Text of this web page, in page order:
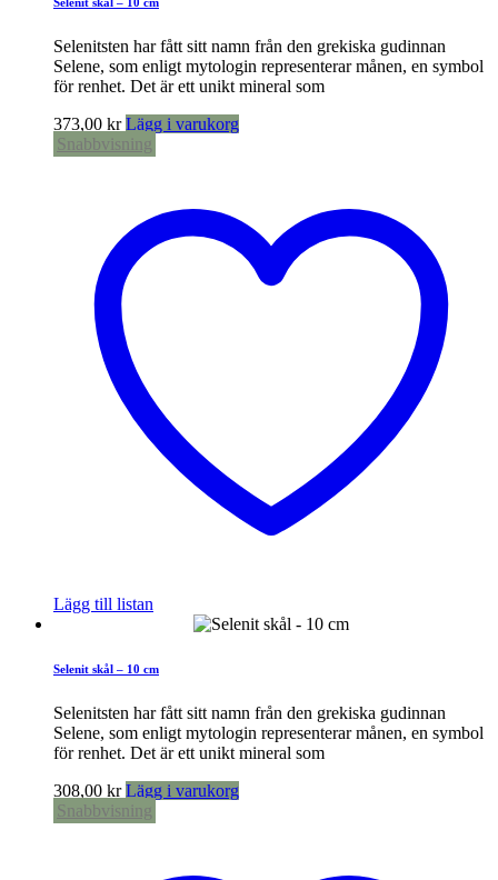
Selenitsten har fått sitt namn från den grekiska gudinnan
Selene, som enligt mytologin representerar månen, en symbol
för renhet. Det är ett unikt mineral som
373,00 kr Lägg i varukorg
Snabbvisning
Lägg till listan
Selenit skål – 10 cm
Selenitsten har fått sitt namn från den grekiska gudinnan
Selene, som enligt mytologin representerar månen, en symbol
för renhet. Det är ett unikt mineral som
308,00 kr Lägg i varukorg
Snabbvisning